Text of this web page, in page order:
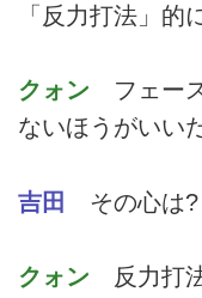
「反力打法」的
クォン フェー
ないほうがいい
吉田 その心は?
クォン 反力打